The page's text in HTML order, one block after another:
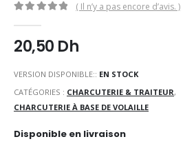
( Il n’y a pas encore d’avis. )
20,50 Dh
VERSION DISPONIBLE:: EN STOCK
CATÉGORIES : CHARCUTERIE & TRAITEUR,
CHARCUTERIE À BASE DE VOLAILLE
Disponible en livraison